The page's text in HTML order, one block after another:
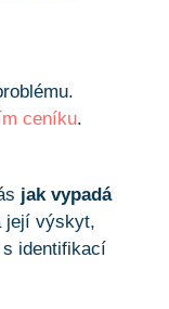
ceníku.
jak vypadá
její výskyt,
s identifikací